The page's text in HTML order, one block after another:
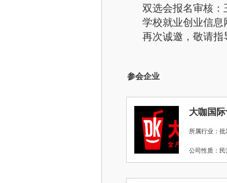
双选会报名审核：
学校就业创业信息
再次诚邀，敬请指
参会企业
大咖国
所属行业：批
公司性质